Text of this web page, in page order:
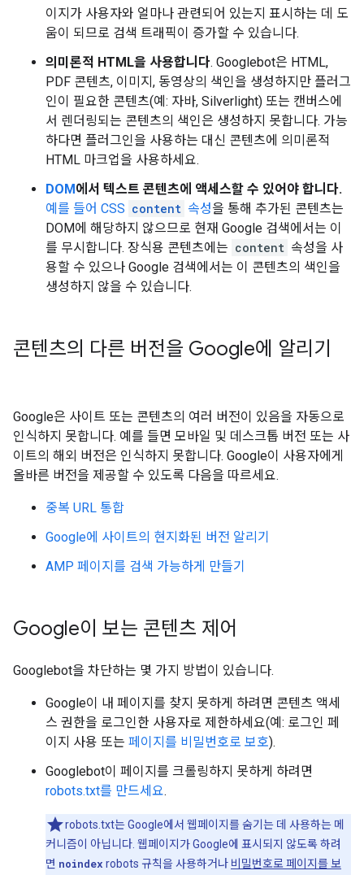
이지가 사용자와 얼마나 관련되어 있는지 표시하는 데 도
움이 되므로 검색 트래픽이 증가할 수 있습니다.
의미론적 HTML을 사용합니다. Googlebot은 HTML,
PDF 콘텐츠, 이미지, 동영상의 색인을 생성하지만 플러그
인이 필요한 콘텐츠(예: 자바, Silverlight) 또는 캔버스에
서 렌더링되는 콘텐츠의 색인은 생성하지 못합니다. 가능
하다면 플러그인을 사용하는 대신 콘텐츠에 의미론적
HTML 마크업을 사용하세요.
DOM에서 텍스트 콘텐츠에 액세스할 수 있어야 합니다.
예를 들어 CSS content 속성을 통해 추가된 콘텐츠는
DOM에 해당하지 않으므로 현재 Google 검색에서는 이
를 무시합니다. 장식용 콘텐츠에는 content 속성을 사
용할 수 있으나 Google 검색에서는 이 콘텐츠의 색인을
생성하지 않을 수 있습니다.
콘텐츠의 다른 버전을 Google에 알리기
Google은 사이트 또는 콘텐츠의 여러 버전이 있음을 자동으로
인식하지 못합니다. 예를 들면 모바일 및 데스크톱 버전 또는 사
이트의 해외 버전은 인식하지 못합니다. Google이 사용자에게
올바른 버전을 제공할 수 있도록 다음을 따르세요.
중복 URL 통합
Google에 사이트의 현지화된 버전 알리기
AMP 페이지를 검색 가능하게 만들기
Google이 보는 콘텐츠 제어
Googlebot을 차단하는 몇 가지 방법이 있습니다.
Google이 내 페이지를 찾지 못하게 하려면 콘텐츠 액세
스 권한을 로그인한 사용자로 제한하세요(예: 로그인 페
이지 사용 또는 페이지를 비밀번호로 보호).
Googlebot이 페이지를 크롤링하지 못하게 하려면
robots.txt를 만드세요.
robots.txt는 Google에서 웹페이지를 숨기는 데 사용하는 메
커니즘이 아닙니다. 웹페이지가 Google에 표시되지 않도록 하려
면 noindex robots 규칙을 사용하거나 비밀번호로 페이지를 보